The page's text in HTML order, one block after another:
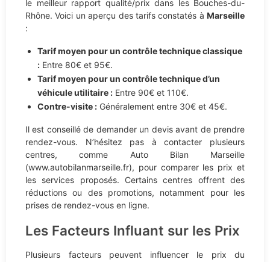
le meilleur rapport qualité/prix dans les Bouches-du-
Rhône. Voici un aperçu des tarifs constatés à Marseille
:
Tarif moyen pour un contrôle technique classique
: Entre 80€ et 95€.
Tarif moyen pour un contrôle technique d’un
véhicule utilitaire : Entre 90€ et 110€.
Contre-visite : Généralement entre 30€ et 45€.
Il est conseillé de demander un devis avant de prendre
rendez-vous. N’hésitez pas à contacter plusieurs
centres, comme Auto Bilan Marseille
(www.autobilanmarseille.fr), pour comparer les prix et
les services proposés. Certains centres offrent des
réductions ou des promotions, notamment pour les
prises de rendez-vous en ligne.
Les Facteurs Influant sur les Prix
Plusieurs facteurs peuvent influencer le prix du